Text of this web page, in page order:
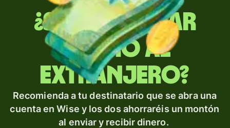
¿Sueles enviar
dinero al
extranjero?
Recomienda a tu destinatario que se abra una
cuenta en Wise y los dos ahorraréis un montón
al enviar y recibir dinero.